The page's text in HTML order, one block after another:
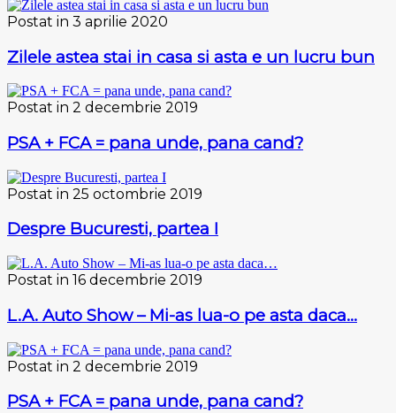
Postat in 3 aprilie 2020
Zilele astea stai in casa si asta e un lucru bun
Postat in 2 decembrie 2019
PSA + FCA = pana unde, pana cand?
Postat in 25 octombrie 2019
Despre Bucuresti, partea I
Postat in 16 decembrie 2019
L.A. Auto Show – Mi-as lua-o pe asta daca…
Postat in 2 decembrie 2019
PSA + FCA = pana unde, pana cand?